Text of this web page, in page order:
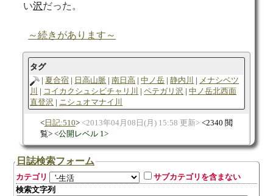
い沢だった。
～続きがあります～
タグ
夏合宿
日高山脈 南日高 中ノ岳 静内川
メナシベツ
川
コイカクシュシビチャリ川 ペテガリ沢
中ノ岳北西面
直登沢
ニシュオマナイ川
日記:510 2013年04月08日(月) 15:58 更新
2340 閲
覧
公開レベル 1
日誌検索フォーム
カテゴリ
サブカテゴリを含まない
検索文字列